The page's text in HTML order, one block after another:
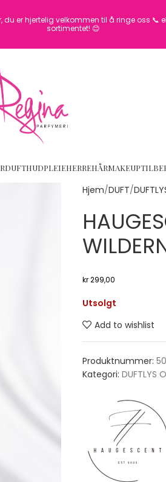
du er hjertelig velkommen til å ringe oss 📞
sortimentet! 😊
DUFTHUDPLEIEHERREHÅRMAKEUP
Hjem DUFT
kr299,00
Utsolgt
Add to wishlist
Produktnummer:
Kategori: DUFTLYS